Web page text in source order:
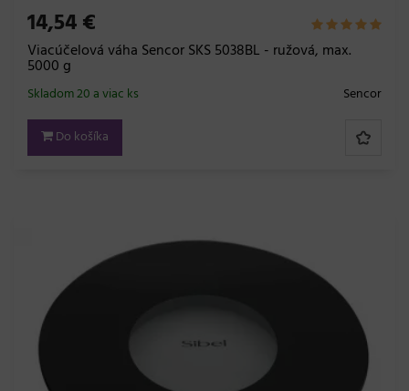
14,54 €
Viacúčelová váha Sencor SKS 5038BL - ružová, max.
5000 g
Sencor
Skladom 20 a viac ks
Do košíka